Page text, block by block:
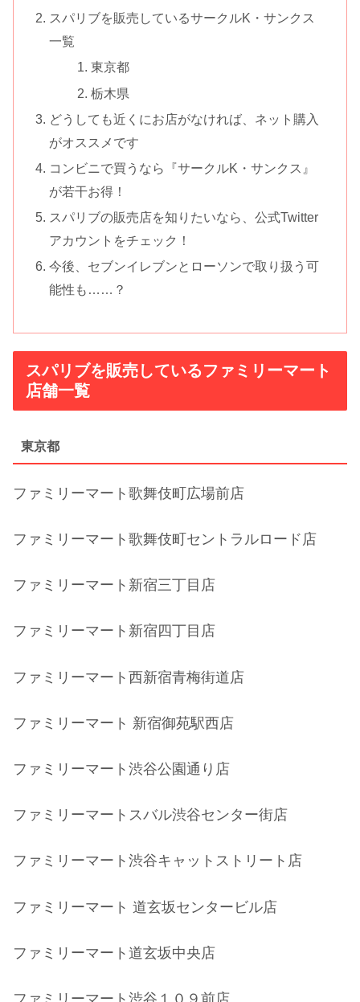
スパリブを販売しているサークルK・サンクス
一覧
東京都
栃木県
どうしても近くにお店がなければ、ネット購入
がオススメです
コンビニで買うなら『サークルK・サンクス』
が若干お得！
スパリブの販売店を知りたいなら、公式Twitter
アカウントをチェック！
今後、セブンイレブンとローソンで取り扱う可
能性も……？
スパリブを販売しているファミリーマート
店舗一覧
東京都
ファミリーマート歌舞伎町広場前店
ファミリーマート歌舞伎町セントラルロード店
ファミリーマート新宿三丁目店
ファミリーマート新宿四丁目店
ファミリーマート西新宿青梅街道店
ファミリーマート 新宿御苑駅西店
ファミリーマート渋谷公園通り店
ファミリーマートスバル渋谷センター街店
ファミリーマート渋谷キャットストリート店
ファミリーマート 道玄坂センタービル店
ファミリーマート道玄坂中央店
ファミリーマート渋谷１０９前店